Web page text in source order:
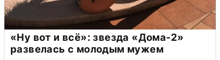
«Ну вот и всё»: звезда «Дома-2»
развелась с молодым мужем